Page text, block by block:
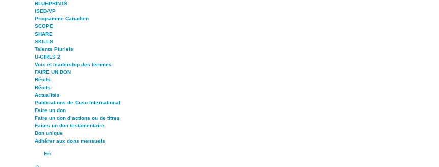
BLUEPRINTS
ISED-VP
Programme Canadien
SCOPE
SHARE
SKILLS
Talents Pluriels
U-GIRLS 2
Voix et leadership des femmes
FAIRE UN DON
Récits
Récits
Actualités
Publications de Cuso International
Faire un don
Faire un don d’actions ou de titres
Faites un don testamentaire
Don unique
Adhérer aux dons mensuels
En